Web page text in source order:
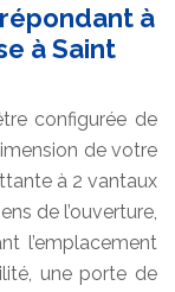
à
à Saint
configurée de
de votre
à 2 vantaux
de l’ouverture,
l’emplacement
une porte de